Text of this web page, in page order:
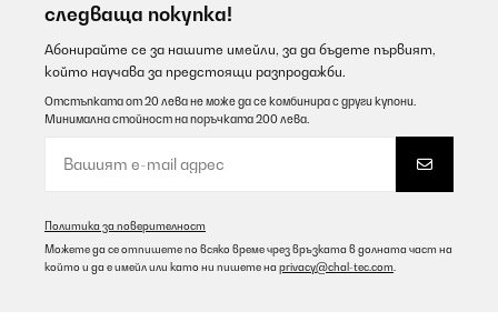
следваща покупка!
Абонирайте се за нашите имейли, за да бъдете първият,
който научава за предстоящи разпродажби.
Отстъпката от 20 лева не може да се комбинира с други купони.
Минимална стойност на поръчката 200 лева.
Политика за поверителност
Можете да се отпишете по всяко време чрез връзката в долната част на
който и да е имейл или като ни пишете на privacy@chal-tec.com